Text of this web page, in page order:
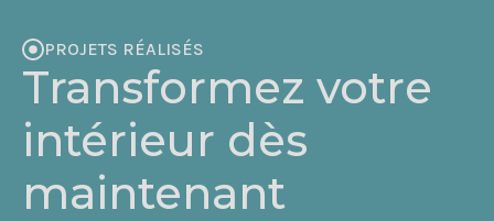
PROJETS RÉALISÉS
Transformez votre
intérieur dès
maintenant